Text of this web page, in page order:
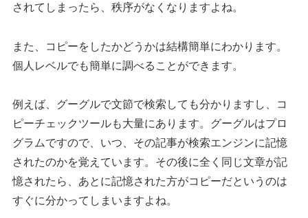
されてしまったら、秩序がなくなりますよね。
また、コピーをしたかどうかは結構簡単にわかります。
個人レベルでも簡単に調べることができます。
例えば、グーグルで文節で検索しても分かりますし、コ
ピーチェックツールも大量にあります。グーグルはプロ
グラムですので、いつ、その記事が検索エンジンに記憶
されたのかを覚えています。その後に全く同じ文章が記
憶されたら、あとに記憶された方がコピーだというのは
すぐに分かってしまいますよね。